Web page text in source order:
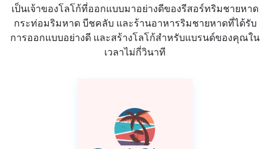
เป็นเจ้าของโลโก้ที่ออกแบบมาอย่างดีของรีสอร์ทริมชายหาด
กระท่อมริมหาด บีชคลับ และร้านอาหารริมชายหาดที่ได้รับ
การออกแบบอย่างดี และสร้างโลโก้สำหรับแบรนด์ของคุณใน
เวลาไม่กี่วินาที